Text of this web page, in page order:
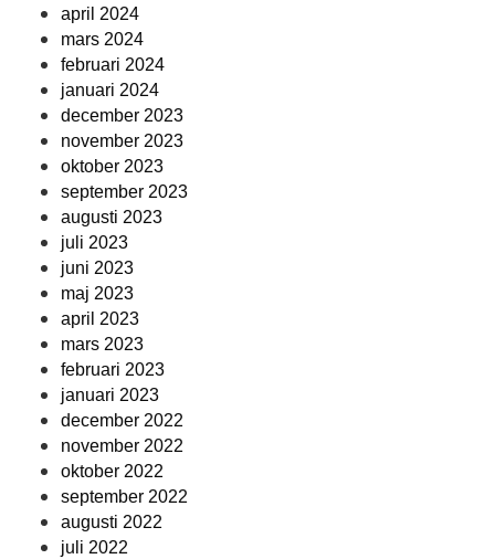
april 2024
mars 2024
februari 2024
januari 2024
december 2023
november 2023
oktober 2023
september 2023
augusti 2023
juli 2023
juni 2023
maj 2023
april 2023
mars 2023
februari 2023
januari 2023
december 2022
november 2022
oktober 2022
september 2022
augusti 2022
juli 2022